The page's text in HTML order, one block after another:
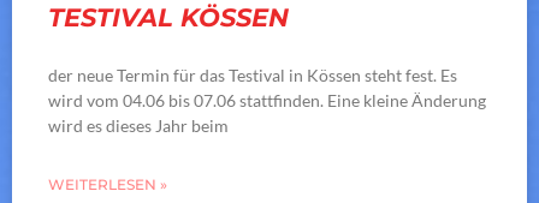
TESTIVAL KÖSSEN
der neue Termin für das Testival in Kössen steht fest. Es
wird vom 04.06 bis 07.06 stattfinden. Eine kleine Änderung
wird es dieses Jahr beim
WEITERLESEN »